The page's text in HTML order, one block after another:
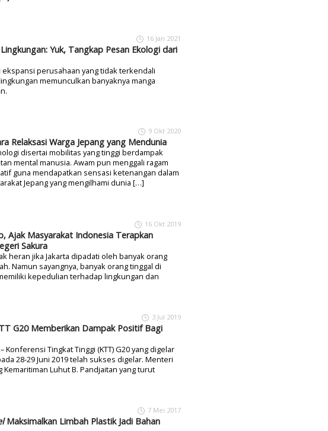
16 Jan 2021
Yuk, Tangkap Pesan Ekologi dari
perusahaan yang tidak terkendali
memunculkan banyaknya manga
9 Okt 2020
Relaksasi Warga Jepang yang Mendunia
disertai mobilitas yang tinggi berdampak
mental manusia. Awam pun menggali ragam
guna mendapatkan sensasi ketenangan dalam
Jepang yang mengilhami dunia […]
16 Okt 2019
Ajak Masyarakat Indonesia Terapkan
Sakura
heran jika Jakarta dipadati oleh banyak orang
Namun sayangnya, banyak orang tinggal di
kepedulian terhadap lingkungan dan
3 Jul 2019
G20 Memberikan Dampak Positif Bagi
Konferensi Tingkat Tinggi (KTT) G20 yang digelar
28-29 Juni 2019 telah sukses digelar. Menteri
Kemaritiman Luhut B. Pandjaitan yang turut
7 Mei 2017
Maksimalkan Limbah Plastik Jadi Bahan